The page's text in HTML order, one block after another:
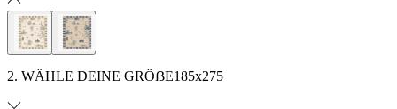
2. WÄHLE DEINE GRÖẞE185x275